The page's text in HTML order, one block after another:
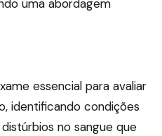
uma abordagem
essencial para avaliar
identificando condições
no sangue que